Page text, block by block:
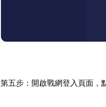
第五步：開啟戰網登入頁面，